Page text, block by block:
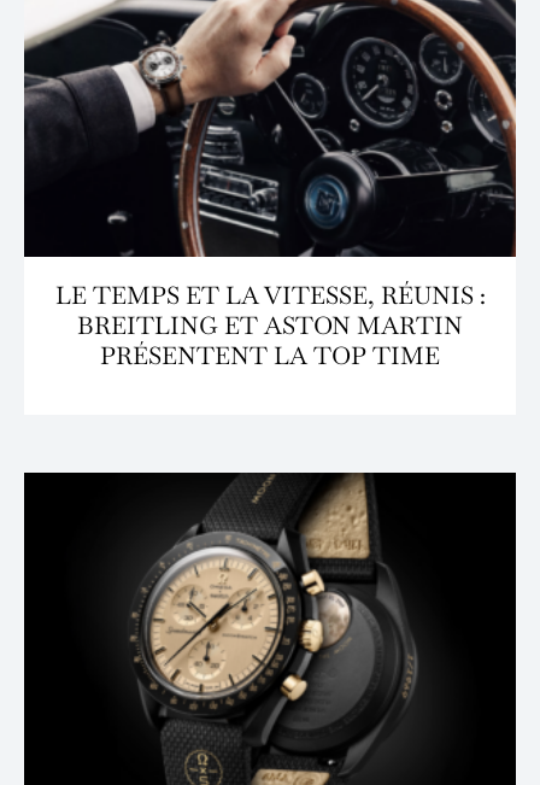
LE TEMPS ET LA VITESSE, RÉUNIS :
BREITLING ET ASTON MARTIN
PRÉSENTENT LA TOP TIME